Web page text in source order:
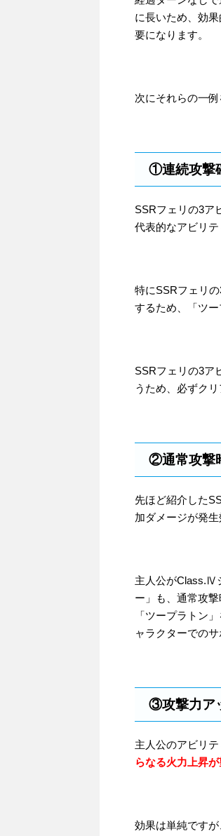
に長いため、効
要になります。
次にそれらの一例
①連続攻撃
SSRフェリの3ア
代表的なアビリテ
特にSSRフェリ
するため、「ツー
SSRフェリの3ア
うため、必ずク
②通常攻撃
先ほど紹介した
加ダメージが発
主人公がClass.Ⅳ
ー」も、通常攻
「ツープラトン
ャラクターでの
③攻撃力ア
主人公のアビリ
らなる火力上昇が
効果は単純です